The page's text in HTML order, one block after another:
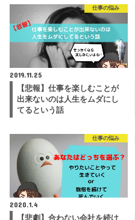
仕事の悩み
2019.11.25
【悲報】仕事を楽しむことが
出来ないのは人生をムダにし
てるという話
仕事の悩み
2020.1.4
【悲劇】合わない会社を続け